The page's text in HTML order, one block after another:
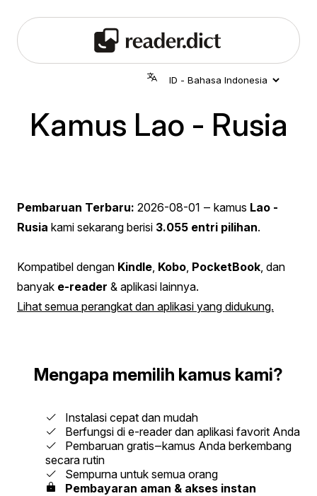
Kamus Lao - Rusia
Pembaruan Terbaru: 2026-08-01 ‒ kamus Lao -
Rusia kami sekarang berisi 3.055 entri pilihan.
Kompatibel dengan Kindle Kobo PocketBook , dan
banyak e-reader & aplikasi lainnya.
Lihat semua perangkat dan aplikasi yang didukung.
Mengapa memilih kamus kami?
Instalasi cepat dan mudah
Berfungsi di e-reader dan aplikasi favorit Anda
Pembaruan gratis‒kamus Anda berkembang
secara rutin
Sempurna untuk semua orang
Pembayaran aman & akses instan